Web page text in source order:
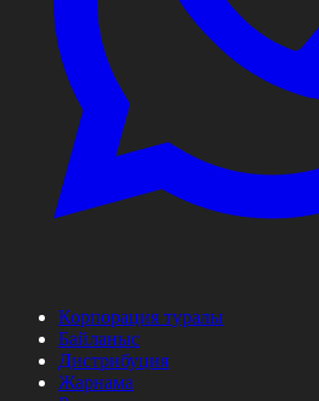
Корпорация туралы
Байланыс
Дистрибуция
Жарнама